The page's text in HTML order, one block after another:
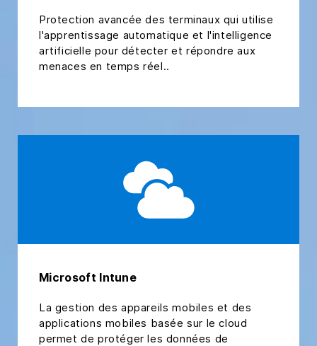
Protection avancée des terminaux qui utilise
l'apprentissage automatique et l'intelligence
artificielle pour détecter et répondre aux
menaces en temps réel..
Microsoft Intune
La gestion des appareils mobiles et des
applications mobiles basée sur le cloud
permet de protéger les données de